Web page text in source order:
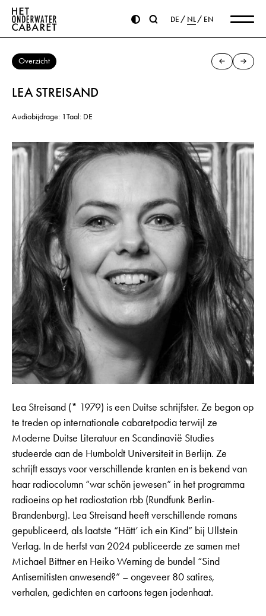
DE NL EN
Overzicht
LEA STREISAND
Audiobijdrage: 1Taal: DE
Lea Streisand (* 1979) is een Duitse schrijfster. Ze begon op
te treden op internationale cabaretpodia terwijl ze
Moderne Duitse Literatuur en Scandinavië Studies
studeerde aan de Humboldt Universiteit in Berlijn. Ze
schrijft essays voor verschillende kranten en is bekend van
haar radiocolumn “war schön jewesen” in het programma
radioeins op het radiostation rbb (Rundfunk Berlin-
Brandenburg). Lea Streisand heeft verschillende romans
gepubliceerd, als laatste “Hätt’ ich ein Kind” bij Ullstein
Verlag. In de herfst van 2024 publiceerde ze samen met
Michael Bittner en Heiko Werning de bundel “Sind
Antisemitisten anwesend?” – ongeveer 80 satires,
verhalen, gedichten en cartoons tegen jodenhaat.